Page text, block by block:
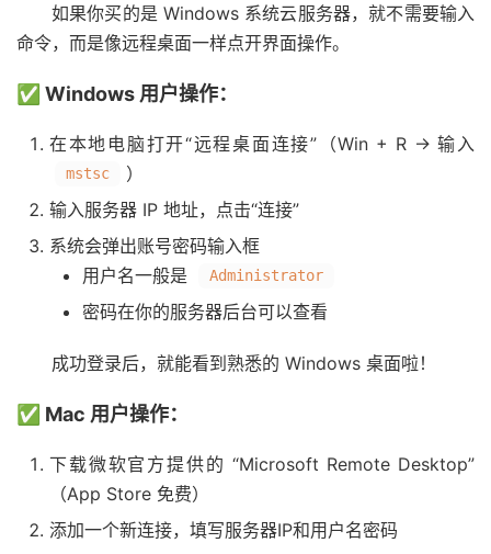
如果你买的是 Windows 系统云服务器，就不需要输入
命令，而是像远程桌面一样点开界面操作。
✅ Windows 用户操作：
在本地电脑打开“远程桌面连接”（Win + R → 输入
mstsc
）
输入服务器 IP 地址，点击“连接”
系统会弹出账号密码输入框
用户名一般是
Administrator
密码在你的服务器后台可以查看
成功登录后，就能看到熟悉的 Windows 桌面啦！
✅ Mac 用户操作：
下载微软官方提供的 “Microsoft Remote Desktop”
（App Store 免费）
添加一个新连接，填写服务器IP和用户名密码